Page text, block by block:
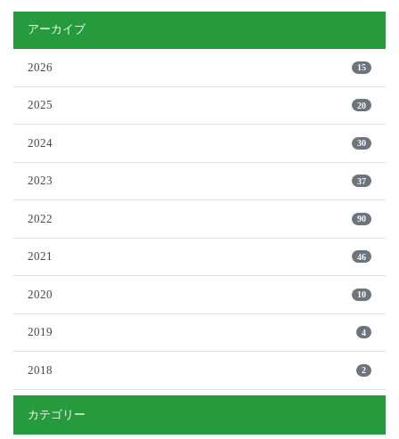
アーカイブ
2026 15
2025 20
2024 30
2023 37
2022 90
2021 46
2020 10
2019 4
2018 2
カテゴリー